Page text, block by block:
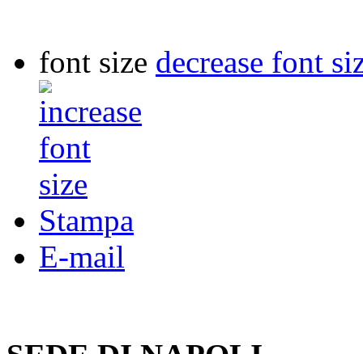
font size decrease font
Stampa
E-mail